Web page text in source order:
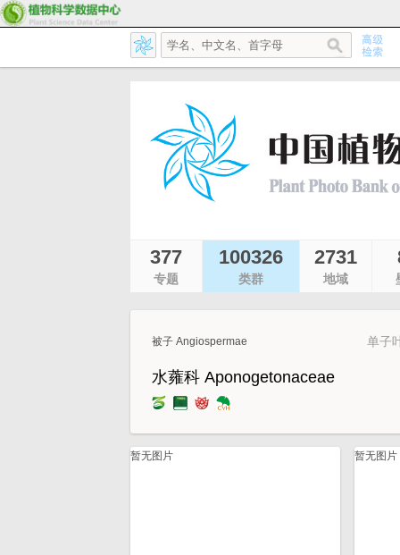
377
专题
100326
类群
2731
地域
被子 Angiospermae
水蕹科 Aponogetonaceae
单子
暂无图片 暂无图片